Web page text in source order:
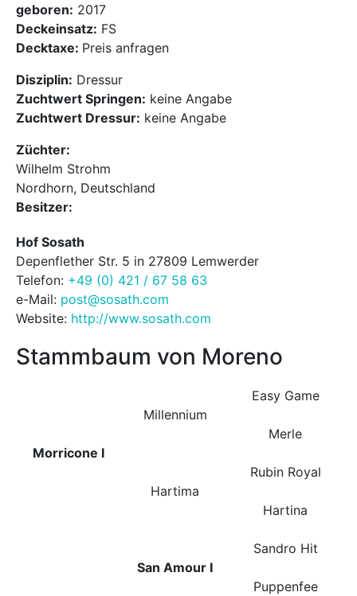
Account
geboren: 2017
Deckeinsatz: FS
Decktaxe: Preis anfragen
Disziplin: Dressur
Zuchtwert Springen: keine Angabe
Zuchtwert Dressur: keine Angabe
Züchter:
Wilhelm Strohm
Nordhorn, Deutschland
Besitzer:
Hof Sosath
Depenflether Str. 5 in 27809 Lemwerder
Telefon: +49 (0) 421 / 67 58 63
e-Mail: post@sosath.com
Website: http://www.sosath.com
Stammbaum von Moreno
Morricone I
Millennium
Easy Game
Merle
Hartima
Rubin Royal
Hartina
San Amour I
Sandro Hit
Puppenfee